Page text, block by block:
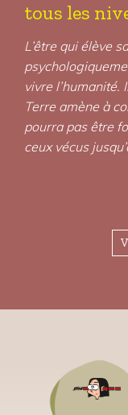
tous les
L’être qui élève
vivre l’humanité.
Terre amène à
pourra pas être
ceux vécus